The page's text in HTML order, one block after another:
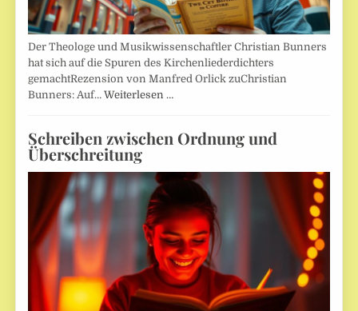
Der Theologe und Musikwissenschaftler Christian Bunners
hat sich auf die Spuren des Kirchenliederdichters
gemachtRezension von Manfred Orlick zuChristian
Bunners: Auf…Weiterlesen …
Schreiben zwischen Ordnung und
Überschreitung